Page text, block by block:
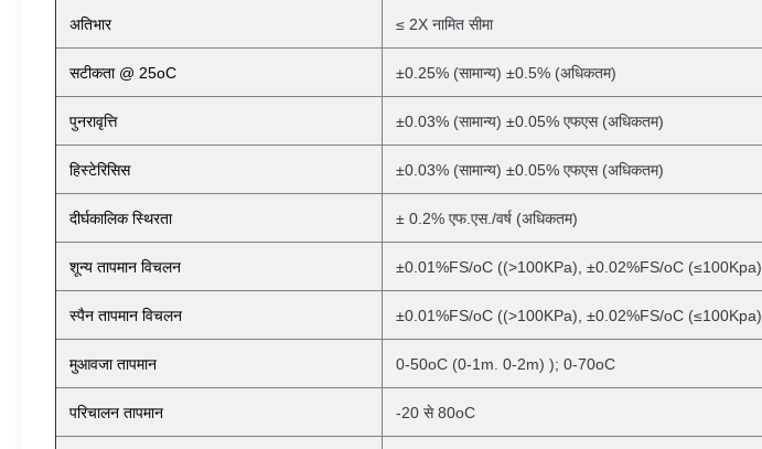
अतिभार ≤ 2X नामित सीमा
सटीकता @ 25oC ±0.25% (सामान्य) ±0.5% (अधिकतम)
पुनरावृत्ति ±0.03% (सामान्य) ±0.05% एफएस (अधिकतम)
हिस्टेरिसिस ±0.03% (सामान्य) ±0.05% एफएस (अधिकतम)
दीर्घकालिक स्थिरता ± 0.2% एफ.एस./वर्ष (अधिकतम)
शून्य तापमान विचलन ±0.01%FS/oC ((>100KPa), ±0.02%FS/oC (≤100Kpa)
स्पैन तापमान विचलन ±0.01%FS/oC ((>100KPa), ±0.02%FS/oC (≤100Kpa)
मुआवजा तापमान 0-50oC (0-1m. 0-2m) ); 0-70oC
परिचालन तापमान -20 से 80oC